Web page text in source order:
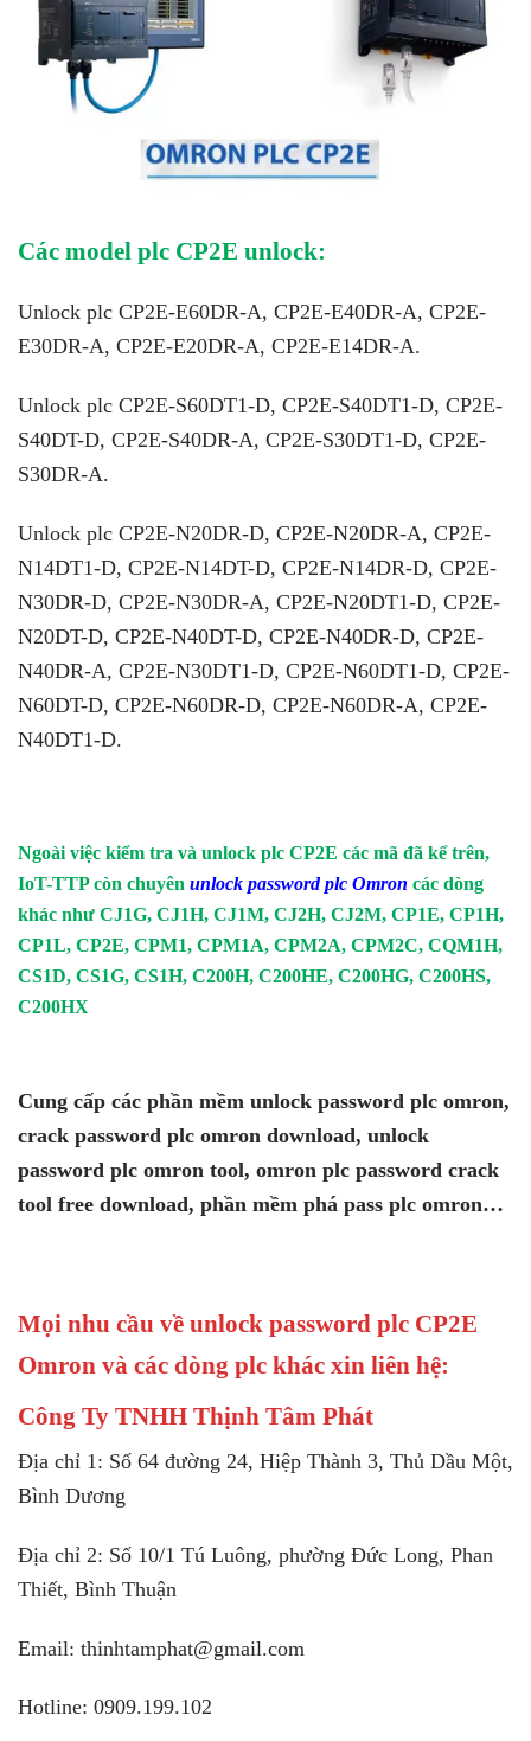
Các model plc CP2E unlock:
Unlock plc CP2E-E60DR-A, CP2E-E40DR-A, CP2E-
E30DR-A, CP2E-E20DR-A, CP2E-E14DR-A.
Unlock plc CP2E-S60DT1-D, CP2E-S40DT1-D, CP2E-
S40DT-D, CP2E-S40DR-A, CP2E-S30DT1-D, CP2E-
S30DR-A.
Unlock plc CP2E-N20DR-D, CP2E-N20DR-A, CP2E-
N14DT1-D, CP2E-N14DT-D, CP2E-N14DR-D, CP2E-
N30DR-D, CP2E-N30DR-A, CP2E-N20DT1-D, CP2E-
N20DT-D, CP2E-N40DT-D, CP2E-N40DR-D, CP2E-
N40DR-A, CP2E-N30DT1-D, CP2E-N60DT1-D, CP2E-
N60DT-D, CP2E-N60DR-D, CP2E-N60DR-A, CP2E-
N40DT1-D.
Ngoài việc kiểm tra và unlock plc CP2E các mã đã kể trên,
IoT-TTP còn chuyên unlock password plc Omron các dòng
khác như CJ1G, CJ1H, CJ1M, CJ2H, CJ2M, CP1E, CP1H,
CP1L, CP2E, CPM1, CPM1A, CPM2A, CPM2C, CQM1H,
CS1D, CS1G, CS1H, C200H, C200HE, C200HG, C200HS,
C200HX
Cung cấp các phần mềm unlock password plc omron,
crack password plc omron download, unlock
password plc omron tool, omron plc password crack
tool free download, phần mềm phá pass plc omron…
Mọi nhu cầu về unlock password plc CP2E
Omron và các dòng plc khác xin liên hệ:
Công Ty TNHH Thịnh Tâm Phát
Địa chỉ 1: Số 64 đường 24, Hiệp Thành 3, Thủ Dầu Một,
Bình Dương
Địa chỉ 2: Số 10/1 Tú Luông, phường Đức Long, Phan
Thiết, Bình Thuận
Email: thinhtamphat@gmail.com
Hotline: 0909.199.102